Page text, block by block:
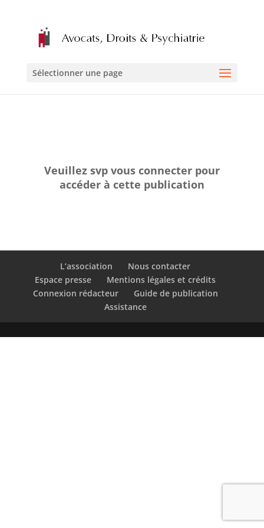
Sélectionner une page
Veuillez svp vous connecter pour
accéder à cette publication
L’association
Nous contacter
Espace presse
Mentions légales et crédits
Connexion rédacteur
Guide de publication
Assistance